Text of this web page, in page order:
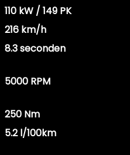
110 kW / 149 PK
216 km/h
8.3 seconden
5000 RPM
250 Nm
5.2 l/100km